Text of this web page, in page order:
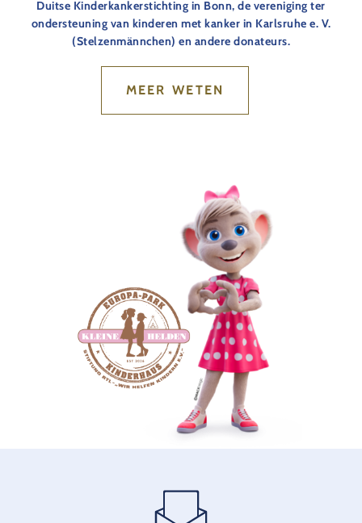
Duitse Kinderkankerstichting in Bonn, de vereniging ter
ondersteuning van kinderen met kanker in Karlsruhe e. V.
(Stelzenmännchen) en andere donateurs.
MEER WETEN